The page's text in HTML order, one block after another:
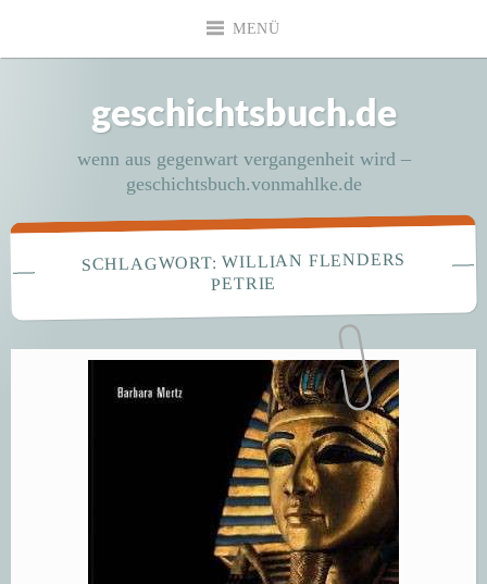
MENÜ
geschichtsbuch.de
wenn aus gegenwart vergangenheit wird –
geschichtsbuch.vonmahlke.de
SCHLAGWORT:WILLIAN FLENDERS
PETRIE